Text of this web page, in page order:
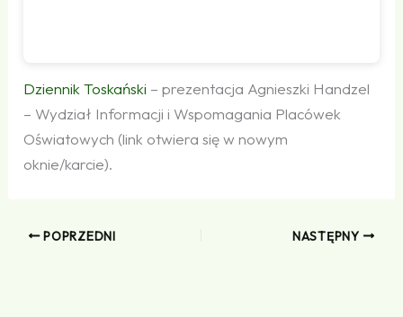
Dziennik Toskański – prezentacja Agnieszki Handzel
– Wydział Informacji i Wspomagania Placówek
Oświatowych (link otwiera się w nowym
oknie/karcie).
POPRZEDNI NASTĘPNY